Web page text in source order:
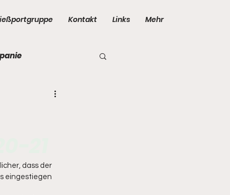
Kontakt Links Mehr
dass der
eingestiegen